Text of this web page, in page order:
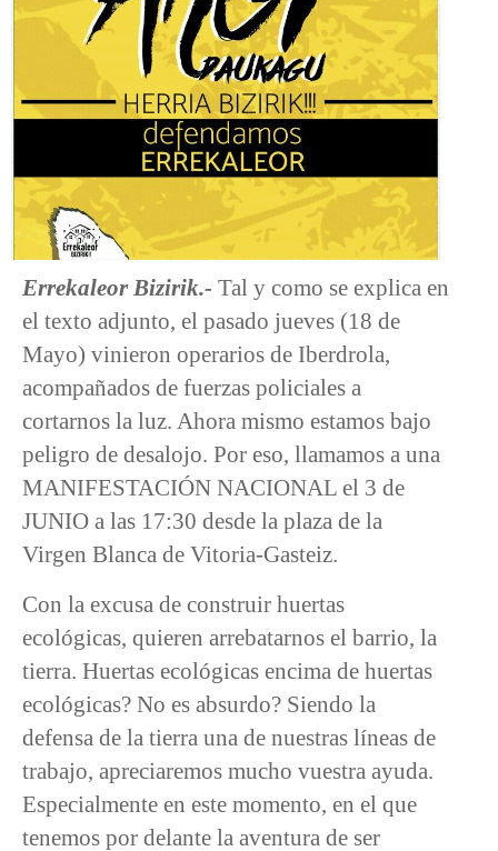
Errekaleor Bizirik.- Tal y como se explica en
el texto adjunto, el pasado jueves (18 de
Mayo) vinieron operarios de Iberdrola,
acompañados de fuerzas policiales a
cortarnos la luz. Ahora mismo estamos bajo
peligro de desalojo. Por eso, llamamos a una
MANIFESTACIÓN NACIONAL el 3 de
JUNIO a las 17:30 desde la plaza de la
Virgen Blanca de Vitoria-Gasteiz.
Con la excusa de construir huertas
ecológicas, quieren arrebatarnos el barrio, la
tierra. Huertas ecológicas encima de huertas
ecológicas? No es absurdo? Siendo la
defensa de la tierra una de nuestras líneas de
trabajo, apreciaremos mucho vuestra ayuda.
Especialmente en este momento, en el que
tenemos por delante la aventura de ser